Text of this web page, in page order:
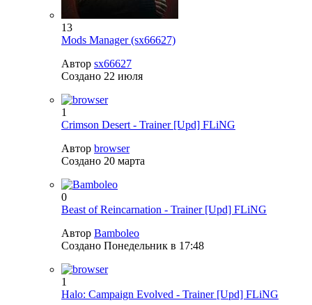
13
Mods Manager (sx66627)
Автор sx66627
Создано 22 июля
1
Crimson Desert - Trainer [Upd] FLiNG
Автор browser
Создано 20 марта
0
Beast of Reincarnation - Trainer [Upd] FLiNG
Автор Bamboleo
Создано Понедельник в 17:48
1
Halo: Campaign Evolved - Trainer [Upd] FLiNG